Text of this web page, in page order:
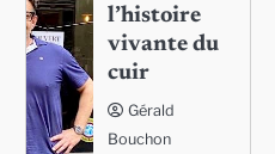
l’histoire
vivante du
cuir
Gérald
Bouchon